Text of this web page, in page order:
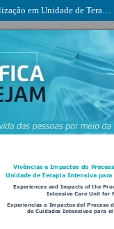
Vivências e Impactos do Processo de Hospitalização em Unidade de Terapia Intensiva para o Acompanhante Familiar